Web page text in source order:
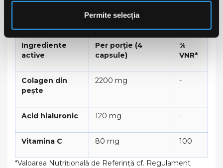
Permite selecția
femeilor care alăptează.
Informații Nutriționale
Ingrediente
active
Per porție (4
capsule)
%
VNR*
Colagen din
pește
2200 mg -
Acid hialuronic 120 mg -
Vitamina C 80 mg 100
*Valoarea Nutrițională de Referință cf. Regulament